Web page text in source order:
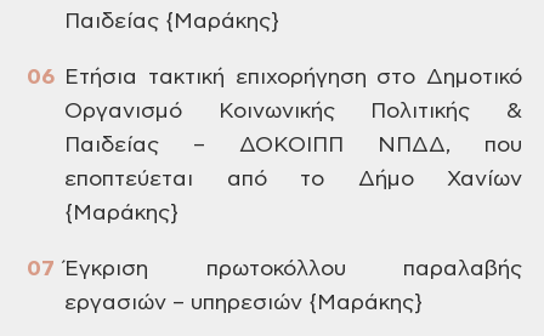
Παιδείας {Μαράκης}
Ετήσια
τακτική επιχορήγηση στο Δημοτικό
Οργανισμό Κοινωνικής Πολιτικής &
Παιδείας – ΔΟΚΟΙΠΠ ΝΠΔΔ, που
εποπτεύεται απότο Δήμο Χανίων
{Μαράκης}
Έγκριση πρωτοκόλλου παραλαβής
εργασιών – υπηρεσιών {Μαράκης}